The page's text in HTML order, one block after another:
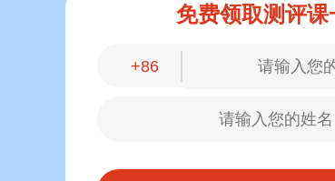
免费领取测评课
+86